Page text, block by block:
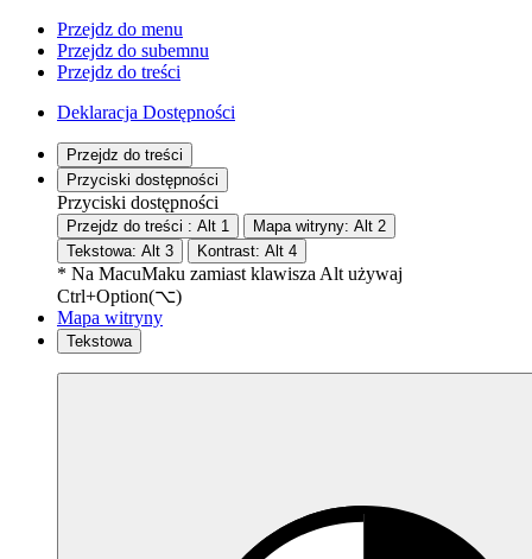
Przejdz do menu
Przejdz do subemnu
Przejdz do treści
Deklaracja Dostępności
Przejdz do treści
Przyciski dostępności
Przyciski dostępności
Przejdz do treści : Alt 1 Mapa witryny: Alt 2
Tekstowa: Alt 3 Kontrast: Alt 4
* Na MacuMaku zamiast klawisza Alt używaj
Ctrl+Option(⌥)
Mapa witryny
Tekstowa